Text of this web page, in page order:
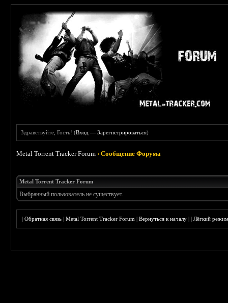
Здравствуйте, Гость! (Вход —Зарегистрироваться)
Metal Torrent Tracker Forum ›Сообщение Форума
Metal Torrent Tracker Forum
Выбранный пользователь не существует.
|Обратная связь |Metal Torrent Tracker Forum |Вернуться к началу ||Лёгкий